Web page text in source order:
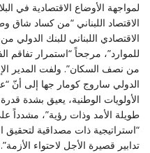
لمواجهة الأوضاع الاقتصادية في
‏الاقتصاد اللبناني “من كساد شاق
الاقتصادي اللبناني ‏للبنك الدولي
للموارد”، مرجحاً “استمرار تفاقم
من نصف السكان”. ولفت المدير
الدولي ساروج كومار جها إلى
الأولويات الوطنية، ‏يعيق بشدة
طويلة الأمد وذات رؤية”، مشدداً
“استراتيجية ذات مصداقية لتحقيق
‏تدابير قصيرة الأجل لاحتواء الأزمة‎”.